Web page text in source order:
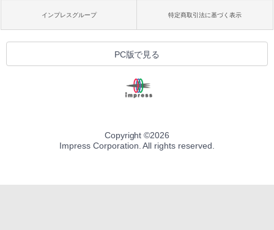
インプレスグループ 特定商取引法に基づく表示
PC版で見る
Copyright ©2026
Impress Corporation. All rights reserved.